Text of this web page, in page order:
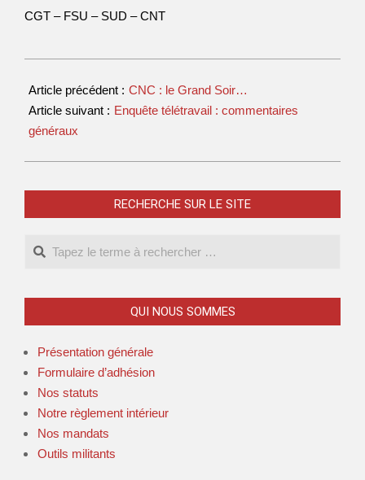
CGT – FSU – SUD – CNT
Article précédent : CNC : le Grand Soir…
Article suivant : Enquête télétravail : commentaires
généraux
RECHERCHE SUR LE SITE
QUI NOUS SOMMES
Présentation générale
Formulaire d’adhésion
Nos statuts
Notre règlement intérieur
Nos mandats
Outils militants